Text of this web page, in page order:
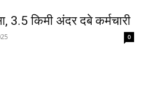
3.5 किमी अंदर दबे कर्मचारी
0